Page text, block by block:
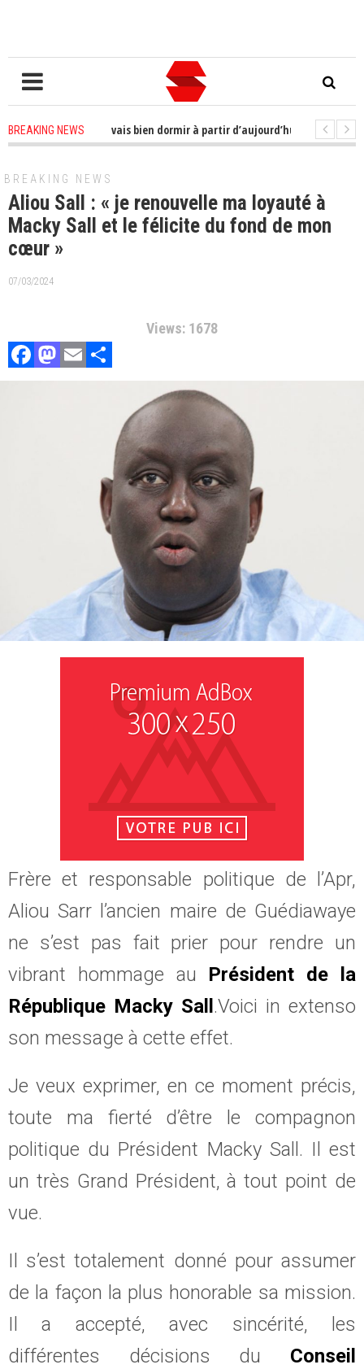
BREAKING NEWS
à me faire ; je vais bien dormir à partir d’aujourd’hui»
2 years ago
BREAKING NEWS
Aliou Sall : « je renouvelle ma loyauté à
Macky Sall et le félicite du fond de mon
cœur »
07/03/2024
Views: 1678
Facebook
Mastodon
Email
Frère et responsable politique de l’Apr,
Aliou Sarr l’ancien maire de Guédiawaye
ne s’est pas fait prier pour rendre un
vibrant hommage au Président de la
République Macky Sall .Voici in extenso
son message à cette effet.
Je veux exprimer, en ce moment précis,
toute ma fierté d’être le compagnon
politique du Président Macky Sall. Il est
un très Grand Président, à tout point de
vue.
Il s’est totalement donné pour assumer
de la façon la plus honorable sa mission.
Il a accepté, avec sincérité, les
différentes décisions du Conseil